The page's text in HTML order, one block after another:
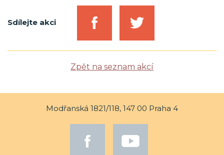
Sdílejte akci
Zpět na seznam akcí
Modřanská 1821/118, 147 00 Praha 4